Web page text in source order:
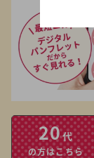
20代
の方はこちら